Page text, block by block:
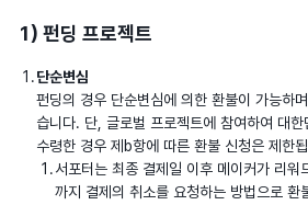
1) 펀딩 프로젝트
단순변심
펀딩의 경우 단순변심에 의한 환불이 가능하
습니다. 단, 글로벌 프로젝트에 참여하여 대
수령한 경우 제b항에 따른 환불 신청은 제한
서포터는 최종 결제일 이후 메이커가 리워
까지 결제의 취소를 요청하는 방법으로 환